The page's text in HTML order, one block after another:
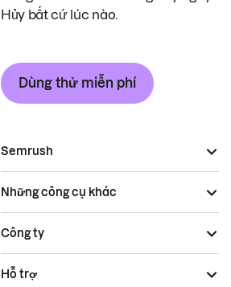
Hủy bất cứ lúc nào.
Dùng thử miễn phí
Semrush
Những công cụ khác
Công ty
Hỗ trợ